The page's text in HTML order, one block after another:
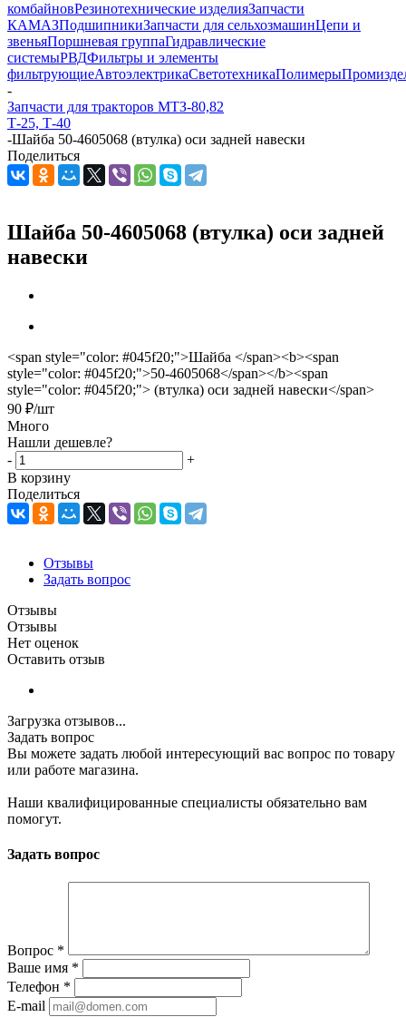
комбайновРезинотехнические изделияЗапчасти
КАМАЗПодшипникиЗапчасти для сельхозмашинЦепи и
звеньяПоршневая группаГидравлические
системыРВДФильтры и элементы
фильтрующиеАвтоэлектрикаСветотехникаПолимеры
-
Запчасти для тракторов МТЗ-80,82
Т-25, Т-40
-Шайба 50-4605068 (втулка) оси задней навески
Поделиться
Шайба 50-4605068 (втулка) оси задней
навески
<span style="color: #045f20;">Шайба </span><b><span
style="color: #045f20;">50-4605068</span></b><span
style="color: #045f20;"> (втулка) оси задней навески</span>
90 ₽/шт
Много
Нашли дешевле?
-
+
В корзину
Поделиться
Отзывы
Задать вопрос
Отзывы
Отзывы
Нет оценок
Оставить отзыв
Загрузка отзывов...
Задать вопрос
Вы можете задать любой интересующий вас вопрос по товару
или работе магазина.
Наши квалифицированные специалисты обязательно вам
помогут.
Задать вопрос
Вопрос *
Ваше имя *
Телефон *
E-mail